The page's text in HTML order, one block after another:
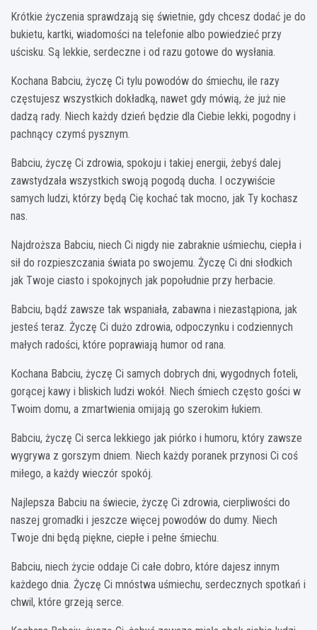
Krótkie życzenia sprawdzają się świetnie, gdy chcesz dodać je do
bukietu, kartki, wiadomości na telefonie albo powiedzieć przy
uścisku. Są lekkie, serdeczne i od razu gotowe do wysłania.
Kochana Babciu, życzę Ci tylu powodów do śmiechu, ile razy
częstujesz wszystkich dokładką, nawet gdy mówią, że już nie
dadzą rady. Niech każdy dzień będzie dla Ciebie lekki, pogodny i
pachnący czymś pysznym.
Babciu, życzę Ci zdrowia, spokoju i takiej energii, żebyś dalej
zawstydzała wszystkich swoją pogodą ducha. I oczywiście
samych ludzi, którzy będą Cię kochać tak mocno, jak Ty kochasz
nas.
Najdroższa Babciu, niech Ci nigdy nie zabraknie uśmiechu, ciepła i
sił do rozpieszczania świata po swojemu. Życzę Ci dni słodkich
jak Twoje ciasto i spokojnych jak popołudnie przy herbacie.
Babciu, bądź zawsze tak wspaniała, zabawna i niezastąpiona, jak
jesteś teraz. Życzę Ci dużo zdrowia, odpoczynku i codziennych
małych radości, które poprawiają humor od rana.
Kochana Babciu, życzę Ci samych dobrych dni, wygodnych foteli,
gorącej kawy i bliskich ludzi wokół. Niech śmiech często gości w
Twoim domu, a zmartwienia omijają go szerokim łukiem.
Babciu, życzę Ci serca lekkiego jak piórko i humoru, który zawsze
wygrywa z gorszym dniem. Niech każdy poranek przynosi Ci coś
miłego, a każdy wieczór spokój.
Najlepsza Babciu na świecie, życzę Ci zdrowia, cierpliwości do
naszej gromadki i jeszcze więcej powodów do dumy. Niech
Twoje dni będą piękne, ciepłe i pełne śmiechu.
Babciu, niech życie oddaje Ci całe dobro, które dajesz innym
każdego dnia. Życzę Ci mnóstwa uśmiechu, serdecznych spotkań i
chwil, które grzeją serce.